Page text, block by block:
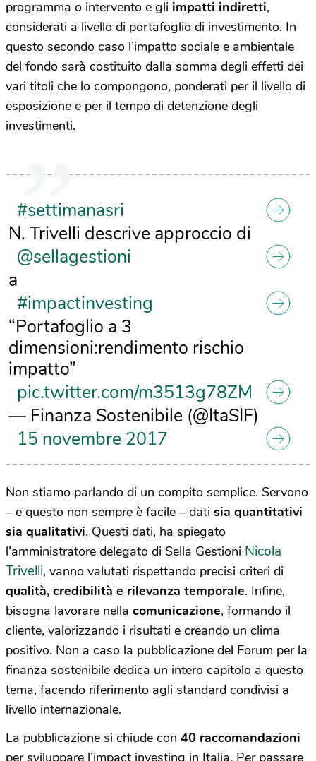
programma o intervento e gli impatti indiretti,
considerati a livello di portafoglio di investimento. In
questo secondo caso l’impatto sociale e ambientale
del fondo sarà costituito dalla somma degli effetti dei
vari titoli che lo compongono, ponderati per il livello di
esposizione e per il tempo di detenzione degli
investimenti.
#settimanasri
N. Trivelli descrive approccio di
@sellagestioni
a
#impactinvesting
“Portafoglio a 3
dimensioni:rendimento rischio
impatto”
pic.twitter.com/m3513g78ZM
— Finanza Sostenibile (@ItaSIF)
15 novembre 2017
Non stiamo parlando di un compito semplice. Servono
– e questo non sempre è facile – dati sia quantitativi
sia qualitativi. Questi dati, ha spiegato
l’amministratore delegato di Sella Gestioni Nicola
Trivelli, vanno valutati rispettando precisi criteri di
qualità, credibilità e rilevanza temporale. Infine,
bisogna lavorare nella comunicazione, formando il
cliente, valorizzando i risultati e creando un clima
positivo. Non a caso la pubblicazione del Forum per la
finanza sostenibile dedica un intero capitolo a questo
tema, facendo riferimento agli standard condivisi a
livello internazionale.
La pubblicazione si chiude con 40 raccomandazioni
per sviluppare l’impact investing in Italia. Per passare